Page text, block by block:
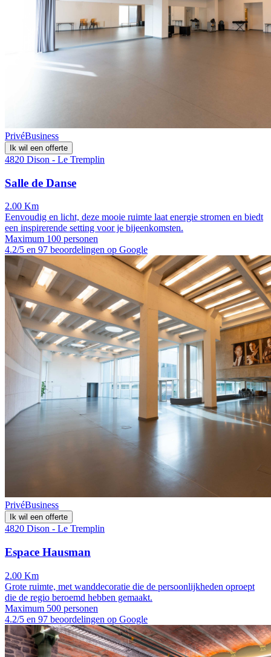
PrivéBusiness
Ik wil een offerte
4820 Dison - Le Tremplin
Salle de Danse
2.00 Km
Eenvoudig en licht, deze mooie ruimte laat energie stromen en biedt
een inspirerende setting voor je bijeenkomsten.
Maximum 100 personen
4.2/5 en 97 beoordelingen op Google
PrivéBusiness
Ik wil een offerte
4820 Dison - Le Tremplin
Espace Hausman
2.00 Km
Grote ruimte, met wanddecoratie die de persoonlijkheden oproept
die de regio beroemd hebben gemaakt.
Maximum 500 personen
4.2/5 en 97 beoordelingen op Google